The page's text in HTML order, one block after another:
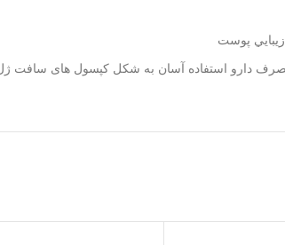
و مصرف دارو استفاده آسان به شکل کپسول های